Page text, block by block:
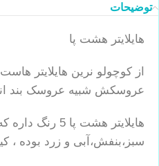
توضیحات
هایلایتر هشت پا
از کوچولو نرین هایلایتر
عروسکش شبیه عروسک بند
هایلایتر هشت پا
سبز،بنفش،آبی و زرد بوده ،